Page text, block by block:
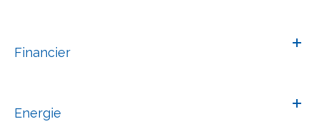
Financier
Energie